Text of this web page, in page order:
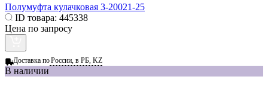
Полумуфта кулачковая 3-20021-25
ID товара: 445338
Цена по запросу
Доставка поРоссии, в РБ, KZ
В наличии